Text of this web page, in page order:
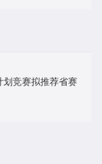
划竞赛拟推荐省赛